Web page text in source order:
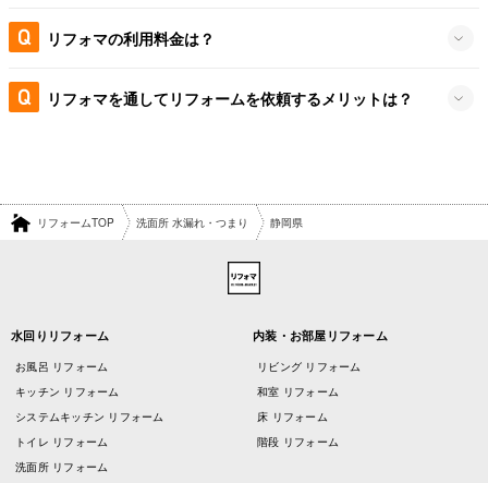
リフォマの利用料金は？
リフォマを通してリフォームを依頼するメリットは？
リフォームTOP 洗面所 水漏れ・つまり 静岡県
水回りリフォーム
お風呂 リフォーム
キッチン リフォーム
システムキッチン リフォーム
トイレ リフォーム
洗面所 リフォーム
内装・お部屋リフォーム
リビング リフォーム
和室 リフォーム
床 リフォーム
階段 リフォーム